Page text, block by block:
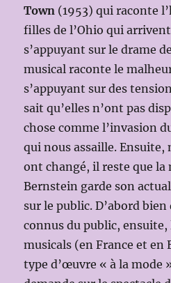
Town (1953) qui raconte
filles de l’Ohio qui
s’appuyant sur le drame
musical raconte le
s’appuyant sur des
sait qu’elles n’ont pas
chose comme l’invasion
qui nous assaille. Ensuite,
ont changé, il reste que la
Bernstein garde son
sur le public. D’abord
connus du public,
musicals (en France et en
type d’œuvre « à la mode